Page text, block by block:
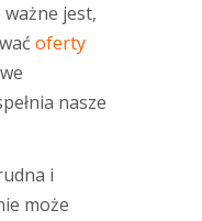
jest,
oferty
nasze
i
może